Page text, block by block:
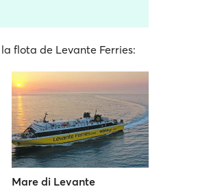
flota de Levante Ferries:
Mare di Levante